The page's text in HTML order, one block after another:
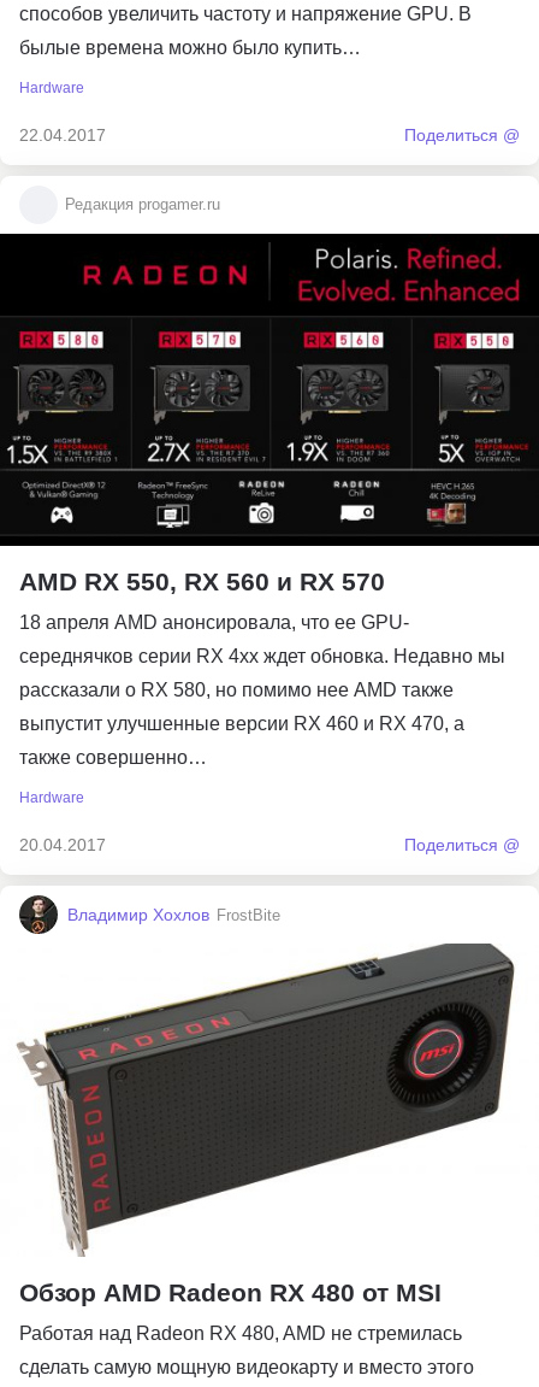
способов увеличить частоту и напряжение GPU. В
былые времена можно было купить…
Hardware
22.04.2017 Поделиться @
Редакция progamer.ru
AMD RX 550, RX 560 и RX 570
18 апреля AMD анонсировала, что ее GPU-
середнячков серии RX 4xx ждет обновка. Недавно мы
рассказали о RX 580, но помимо нее AMD также
выпустит улучшенные версии RX 460 и RX 470, а
также совершенно…
Hardware
20.04.2017 Поделиться @
Владимир Хохлов FrostBite
Обзор AMD Radeon RX 480 от MSI
Работая над Radeon RX 480, AMD не стремилась
сделать самую мощную видеокарту и вместо этого